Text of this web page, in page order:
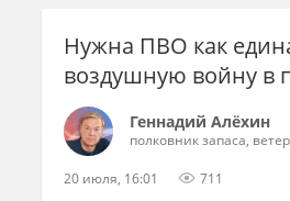
Нужна ПВО как
воздушную войну в
Геннадий Алёхин
полковник запаса,
20 июля, 16:01 711